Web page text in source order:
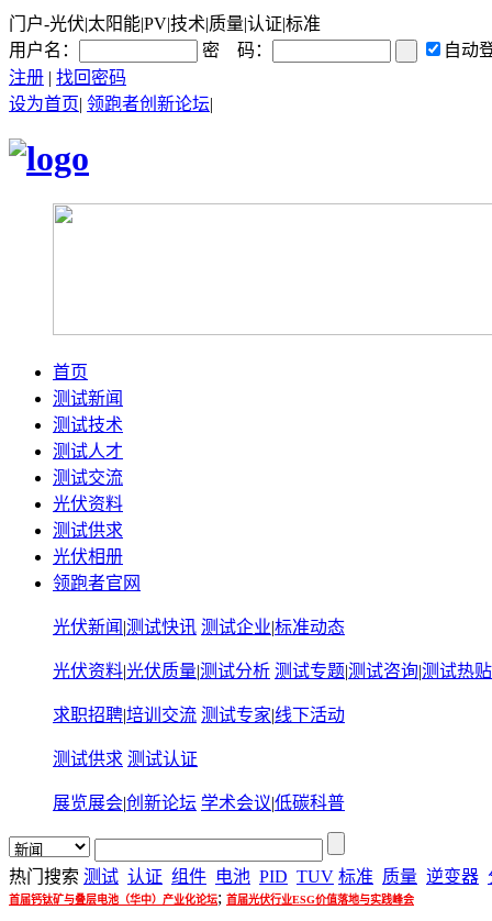
门户-光伏|太阳能|PV|技术|质量|认证|标准
用户名：
密 码：
自动
注册 | 找回密码
设为首页| 领跑者创新论坛|
首页
测试新闻
测试技术
测试人才
测试交流
光伏资料
测试供求
光伏相册
领跑者官网
光伏新闻 |测试快讯 测试企业|标准动态
光伏资料|光伏质量|测试分析 测试专题|测试咨询|测试热贴
求职招聘|培训交流 测试专家|线下活动
测试供求 测试认证
展览展会|创新论坛 学术会议|低碳科普
热门搜索 测试 认证 组件 电池 PID TUV 标准 质量 逆变器
首届钙钛矿与叠层电池（华中）产业化论坛; 首届光伏行业ESG价值落地与实践峰会